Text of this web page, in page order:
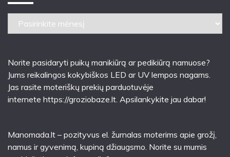
Archyvai
Norite pasidaryti puikų manikiūrą ar pedikiūrą namuose?
Jums reikalingos kokybiškos LED ar UV lempos nagams.
Jas rasite moteriškų prekių parduotuvėje
internete https://groziobaze.lt. Apsilankykite jau dabar!
Manomada.lt – pozityvus el. žurnalas moterims apie grožį,
namus ir gyvenimą, kupiną džiaugsmo. Norite su mumis